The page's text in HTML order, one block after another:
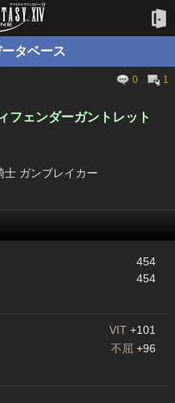
タベース
0
1
フェンダーガントレット
士 ガンブレイカー
454
454
VIT +101
不屈 +96